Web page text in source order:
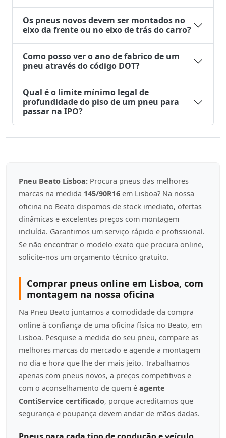
Os pneus novos devem ser montados no
eixo da frente ou no eixo de trás do carro?
Como posso ver o ano de fabrico de um
pneu através do código DOT?
Qual é o limite mínimo legal de
profundidade do piso de um pneu para
passar na IPO?
Pneu Beato Lisboa: Procura pneus das melhores
marcas na medida 145/90R16 em Lisboa? Na nossa
oficina no Beato dispomos de stock imediato, ofertas
dinâmicas e excelentes preços com montagem
incluída. Garantimos um serviço rápido e profissional.
Se não encontrar o modelo exato que procura online,
solicite-nos um orçamento técnico gratuito.
Comprar pneus online em Lisboa, com
montagem na nossa oficina
Na Pneu Beato juntamos a comodidade da compra
online à confiança de uma oficina física no Beato, em
Lisboa. Pesquise a medida do seu pneu, compare as
melhores marcas do mercado e agende a montagem
no dia e hora que lhe der mais jeito. Trabalhamos
apenas com pneus novos, a preços competitivos e
com o aconselhamento de quem é agente
ContiService certificado, porque acreditamos que
segurança e poupança devem andar de mãos dadas.